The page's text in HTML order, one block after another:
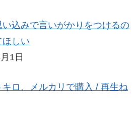
い込みで言いがかりをつけるの
ほしい
1日
ロ、メルカリで購入 / 再生ね